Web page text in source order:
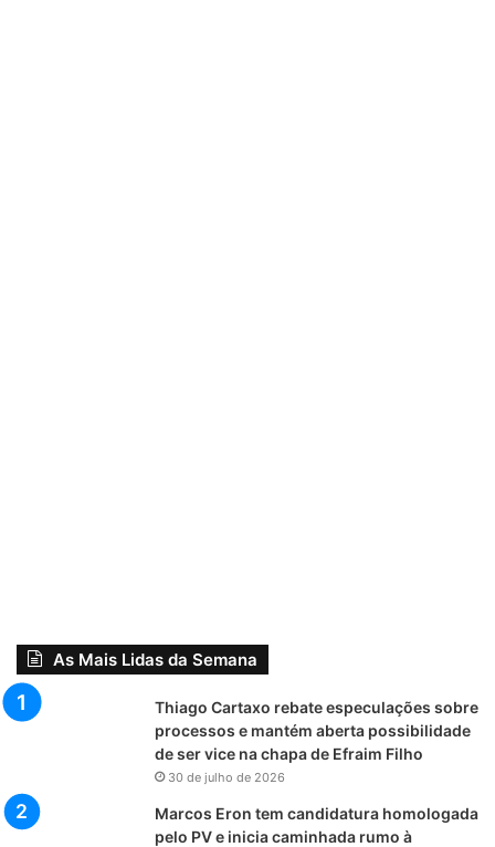
As Mais Lidas da Semana
Thiago Cartaxo rebate especulações sobre
processos e mantém aberta possibilidade
de ser vice na chapa de Efraim Filho
30 de julho de 2026
Marcos Eron tem candidatura homologada
pelo PV e inicia caminhada rumo à